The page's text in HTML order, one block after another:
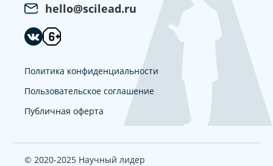
hello@scilead.ru
Политика конфиденциальности
Пользовательское соглашение
Публичная оферта
© 2020-2025 Научный лидер